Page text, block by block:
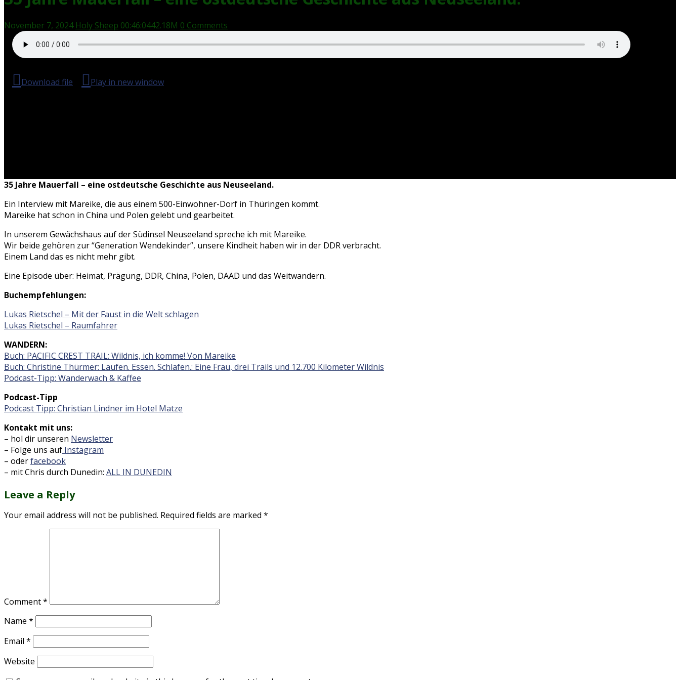
November 7, 2024 Holy Sheep 00:46:0442.18M 0 Comments
Download file Play in new window
35 Jahre Mauerfall – eine ostdeutsche Geschichte aus Neuseeland.
Ein Interview mit Mareike, die aus einem 500-Einwohner-Dorf in Thüringen kommt.
Mareike hat schon in China und Polen gelebt und gearbeitet.
In unserem Gewächshaus auf der Südinsel Neuseeland spreche ich mit Mareike.
Wir beide gehören zur “Generation Wendekinder”, unsere Kindheit haben wir in der DDR verbracht.
Einem Land das es nicht mehr gibt.
Eine Episode über: Heimat, Prägung, DDR, China, Polen, DAAD und das Weitwandern.
Buchempfehlungen:
Lukas Rietschel – Mit der Faust in die Welt schlagen
Lukas Rietschel – Raumfahrer
WANDERN:
Buch: PACIFIC CREST TRAIL: Wildnis, ich komme! Von Mareike
Buch: Christine Thürmer: Laufen. Essen. Schlafen.: Eine Frau, drei Trails und 12.700 Kilometer Wildnis
Podcast-Tipp: Wanderwach & Kaffee
Podcast-Tipp
Podcast Tipp: Christian Lindner im Hotel Matze
Kontakt mit uns:
– hol dir unseren Newsletter
– Folge uns auf Instagram
– oderfacebook
– mit Chris durch Dunedin: ALL IN DUNEDIN
Leave a Reply
Your email address will not be published. Required fields are marked *
Comment*
Name *
Email *
Website